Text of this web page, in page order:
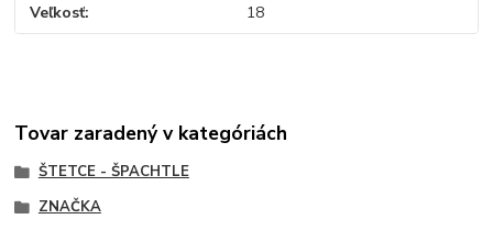
Veľkosť 18
Tovar zaradený v kategóriách
ŠTETCE - ŠPACHTLE
ZNAČKA